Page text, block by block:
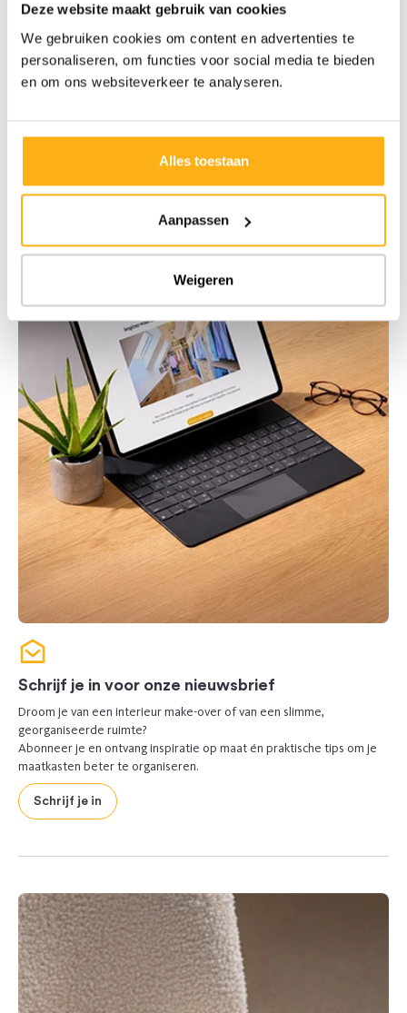
Deze website maakt gebruik van cookies
We gebruiken cookies om content en advertenties te
personaliseren, om functies voor social media te bieden
en om ons websiteverkeer te analyseren.
Alles toestaan
Aanpassen
Weigeren
Meer inspiratie
Ontdek onze vestiaires op maat
Schrijf je in voor onze nieuwsbrief
Droom je van een interieur make-over of van een slimme,
georganiseerde ruimte?
Abonneer je en ontvang inspiratie op maat én praktische tips om je
maatkasten beter te organiseren.
Schrijf je in